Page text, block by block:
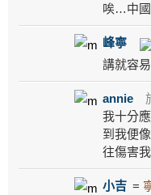
唉…中國
峰寧
講就容
annie
我十分
到我便
往傷害
小吉 =